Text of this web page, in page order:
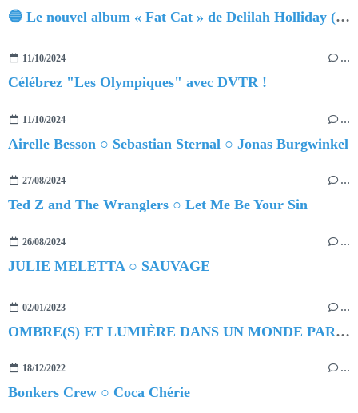
🔵 Le nouvel album « Fat Cat » de Delilah Holliday (sortie le 30 Octobre 2026)
11/10/2024 …
Célébrez "Les Olympiques" avec DVTR !
11/10/2024 …
Airelle Besson ○ Sebastian Sternal ○ Jonas Burgwinkel
27/08/2024 …
Ted Z and The Wranglers ○ Let Me Be Your Sin
26/08/2024 …
JULIE MELETTA ○ SAUVAGE
02/01/2023 …
OMBRE(S) ET LUMIÈRE DANS UN MONDE PARALLÈLE
18/12/2022 …
Bonkers Crew ○ Coca Chérie